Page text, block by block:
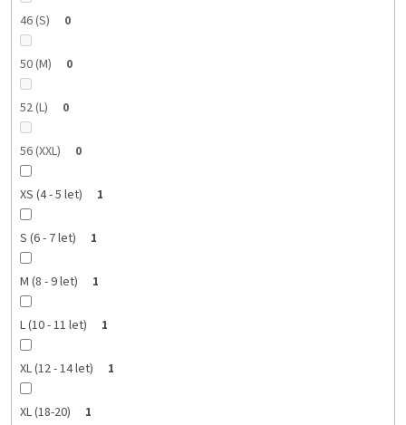
46 (S) 0
50 (M) 0
52 (L) 0
56 (XXL) 0
XS (4 - 5 let) 1
S (6 - 7 let) 1
M (8 - 9 let) 1
L (10 - 11 let) 1
XL (12 - 14 let) 1
XL (18-20) 1